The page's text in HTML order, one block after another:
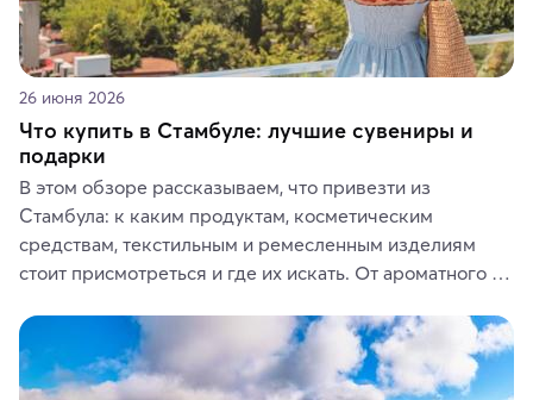
26 июня 2026
Что купить в Стамбуле: лучшие сувениры и
подарки
В этом обзоре рассказываем, что привезти из
Стамбула: к каким продуктам, косметическим
средствам, текстильным и ремесленным изделиям
стоит присмотреться и где их искать. От ароматного
керамики и изделий из кожи на турецких рынках и в
аутентичных лавках — в подарок близким или себе на
память о путешествии.